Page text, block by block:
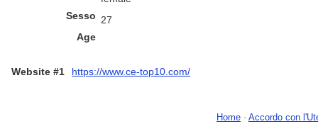
Sesso
Age
27
Website #1 https://www.ce-top10.com/
Home - Accordo con